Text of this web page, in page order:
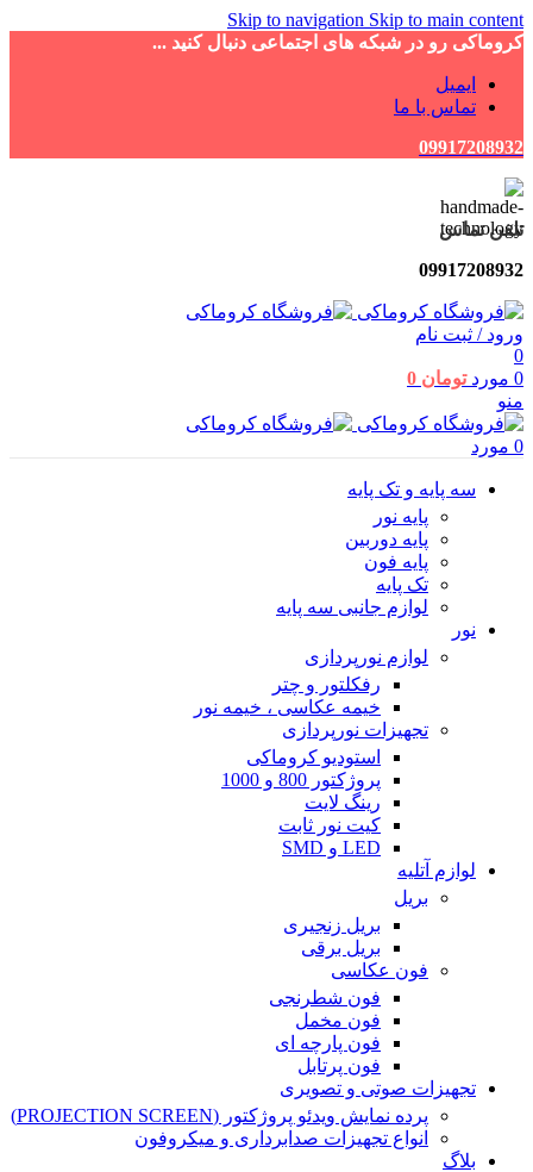
Skip to navigation Skip to main content
کروماکی رو در شبکه های اجتماعی دنبال کنید ...
ایمیل
تماس با ما
09917208932
تلفن تماس
09917208932
ورود / ثبت نام
0
0 مورد تومان
منو
0 مورد
سه پایه و تک پایه
پایه نور
پایه دوربین
پایه فون
تک پایه
لوازم جانبی سه پایه
نور
لوازم نورپردازی
رفکلتور و چتر
خیمه عکاسی ، خیمه نور
تجهیزات نورپردازی
استودیو کروماکی
پروژکتور 800 و 1000
رینگ لایت
کیت نور ثابت
LED و SMD
لوازم آتلیه
بریل
بریل زنجیری
بریل برقی
فون عکاسی
فون شطرنجی
فون مخمل
فون پارچه ای
فون پرتابل
تجهیزات صوتی و تصویری
پرده نمایش ویدئو پروژکتور (PROJECTION SCREEN)
انواع تجهیزات صدابرداری و میکروفون
بلاگ